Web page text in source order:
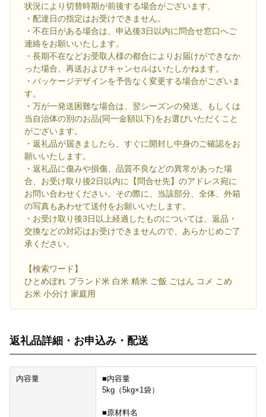
状況により切替時期が前後する場合がございます。
・配達日の指定はお受けできません。
・不在日がある場合は、申込後3日以内に問合せ窓口へご
連絡をお願いいたします。
・長期不在などお受取人様の都合によりお届けができなか
った場合、再送およびキャンセルはいたしかねます。
・パッケージデザインを予告なく変更する場合がございま
す。
・万が一発送困難な場合は、翌シーズンの発送、もしくは
当自治体の別のお品(同一金額以下)をお選びいただくこと
がございます。
・返礼品が届きましたら、すぐに開封し中身のご確認をお
願いいたします。
・返礼品に傷みや損傷、品質不良などの異常があった場
合、お受け取り後2日以内に【問合せ先】のアドレス宛に
お問い合わせください。その際に、当該部分、全体、外箱
の写真もあわせて送付をお願いいたします。
・お受け取り後3日以上経過したものについては、返品・
交換などの対応はお受けできませんので、あらかじめご了
承ください。
【検索ワード】
ひとめぼれ ブランド米 白米 精米 ご飯 ごはん コメ こめ
お米 小分け 家庭用
返礼品詳細・お申込み・配送
内容量
■内容量
5kg（5kg×1袋）
■原材料名